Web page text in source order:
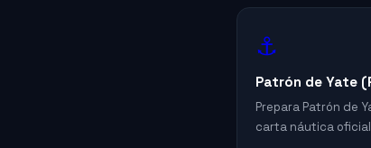
⚓
Patrón de Yate
Prepara Patrón de
carta náutica